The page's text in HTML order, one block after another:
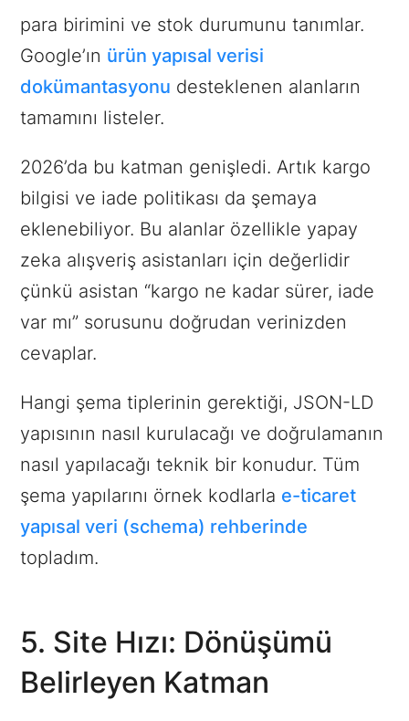
para birimini ve stok durumunu tanımlar.
Google’ın ürün yapısal verisi
dokümantasyonu desteklenen alanların
tamamını listeler.
2026’da bu katman genişledi. Artık kargo
bilgisi ve iade politikası da şemaya
eklenebiliyor. Bu alanlar özellikle yapay
zeka alışveriş asistanları için değerlidir
çünkü asistan “kargo ne kadar sürer, iade
var mı” sorusunu doğrudan verinizden
cevaplar.
Hangi şema tiplerinin gerektiği, JSON-LD
yapısının nasıl kurulacağı ve doğrulamanın
nasıl yapılacağı teknik bir konudur. Tüm
şema yapılarını örnek kodlarla e-ticaret
yapısal veri (schema) rehberinde
topladım.
5. Site Hızı: Dönüşümü
Belirleyen Katman